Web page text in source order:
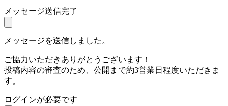
メッセージ送信完了
メッセージを送信しました。
ご協力いただきありがとうございます！
投稿内容の審査のため、公開まで約3営業日程度いただきま
す。
ログインが必要です